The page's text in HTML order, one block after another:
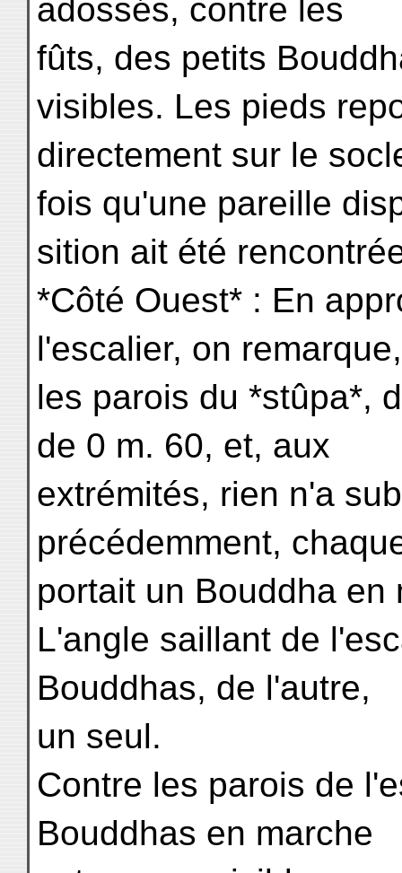
adossés, contre les
fûts, des petits
visibles. Les pieds
directement sur le
fois qu'une pareille
sition ait été
*Côté Ouest* : En
l'escalier, on
les parois du *stûpa*,
de 0 m. 60, et, aux
extrémités, rien n'a
précédemment,
portait un Bouddha en
L'angle saillant de
Bouddhas, de l'autre,
un seul.
Contre les parois de
Bouddhas en marche